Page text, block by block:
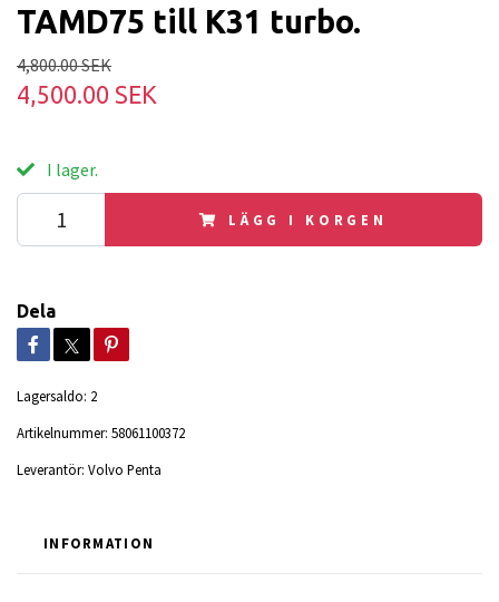
TAMD75 till K31 turbo.
4,800.00 SEK
4,500.00 SEK
I lager.
LÄGG I KORGEN
Dela
Lagersaldo: 2
Artikelnummer: 58061100372
Leverantör: Volvo Penta
INFORMATION